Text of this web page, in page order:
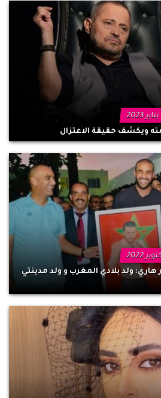
ويكشف حقيقة الاعتزال
هاري: ولد بلادي المغرب و ولد مدينتي